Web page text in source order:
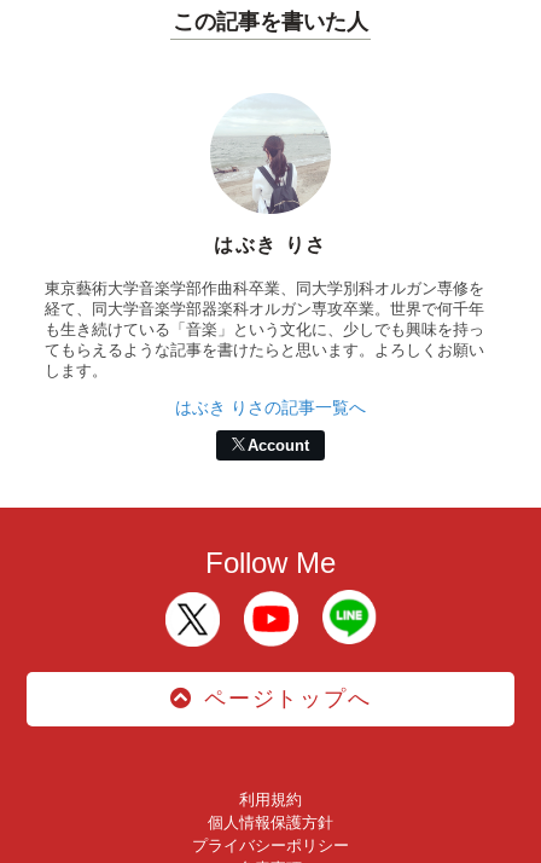
この記事を書いた人
はぶき りさ
東京藝術大学音楽学部作曲科卒業、同大学別科オルガン専修を
経て、同大学音楽学部器楽科オルガン専攻卒業。世界で何千年
も生き続けている「音楽」という文化に、少しでも興味を持っ
てもらえるような記事を書けたらと思います。よろしくお願い
します。
はぶき りさの記事一覧へ
Account
Follow Me
ページトップへ
利用規約
個人情報保護方針
プライバシーポリシー